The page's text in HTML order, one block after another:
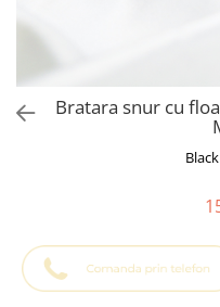
Cadouri pentru Absolvire
Cadou Educatoare /
Profesoare
Cadouri Cupluri
Cercei din aur
Bijuterii Profesii
Bijuterii Tematice Sport
Bijuterii cu mesaj
Bijuterii personalizate cu
Bratara snur cu